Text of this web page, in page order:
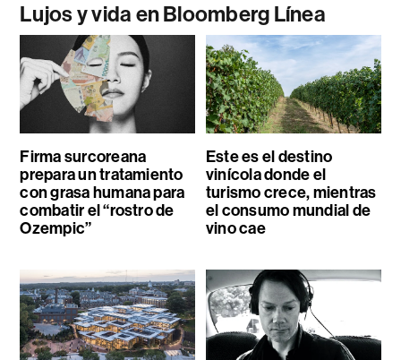
Lujos y vida en Bloomberg Línea
Firma surcoreana
prepara un tratamiento
con grasa humana para
combatir el “rostro de
Ozempic”
Este es el destino
vinícola donde el
turismo crece, mientras
el consumo mundial de
vino cae